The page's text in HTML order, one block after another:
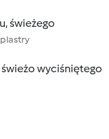
świeżego
wyciśniętego